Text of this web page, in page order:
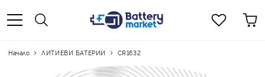
Начало ЛИТИЕВИ БАТЕРИИ CR1632